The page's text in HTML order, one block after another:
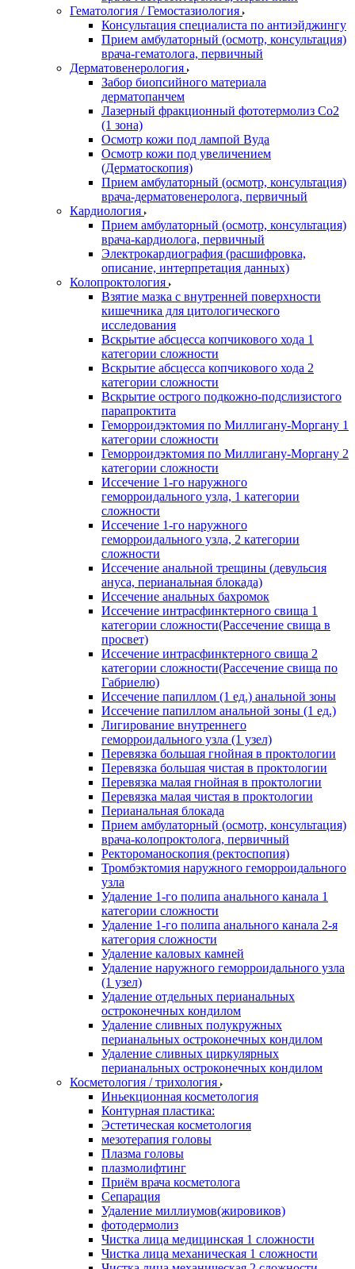
Гематология / Гемостазиология
Консультация специалиста по антиэйджингу
Прием амбулаторный (осмотр, консультация)
врача-гематолога, первичный
Дерматовенерология
Забор биопсийного материала
дерматопанчем
Лазерный фракционный фототермолиз Со2
(1 зона)
Осмотр кожи под лампой Вуда
Осмотр кожи под увеличением
(Дерматоскопия)
Прием амбулаторный (осмотр, консультация)
врача-дерматовенеролога, первичный
Кардиология
Прием амбулаторный (осмотр, консультация)
врача-кардиолога, первичный
Электрокардиография (расшифровка,
описание, интерпретация данных)
Колопроктология
Взятие мазка с внутренней поверхности
кишечника для цитологического
исследования
Вскрытие абсцесса копчикового хода 1
категории сложности
Вскрытие абсцесса копчикового хода 2
категории сложности
Вскрытие острого подкожно-подслизистого
парапроктита
Геморроидэктомия по Миллигану-Моргану 1
категории сложности
Геморроидэктомия по Миллигану-Моргану 2
категории сложности
Иссечение 1-го наружного
геморроидального узла, 1 категории
сложности
Иссечение 1-го наружного
геморроидального узла, 2 категории
сложности
Иссечение анальной трещины (девульсия
ануса, перианальная блокада)
Иссечение анальных бахромок
Иссечение интрасфинктерного свища 1
категории сложности(Рассечение свища в
просвет)
Иссечение интрасфинктерного свища 2
категории сложности(Рассечение свища по
Габриелю)
Иссечение папиллом (1 ед.) анальной зоны
Иссечение папиллом анальной зоны (1 ед.)
Лигирование внутреннего
геморроидального узла (1 узел)
Перевязка большая гнойная в проктологии
Перевязка большая чистая в проктологии
Перевязка малая гнойная в проктологии
Перевязка малая чистая в проктологии
Перианальная блокада
Прием амбулаторный (осмотр, консультация)
врача-колопроктолога, первичный
Ректороманоскопия (ректоспопия)
Тромбэктомия наружного геморроидального
узла
Удаление 1-го полипа анального канала 1
категории сложности
Удаление 1-го полипа анального канала 2-я
категория сложности
Удаление каловых камней
Удаление наружного геморроидального узла
(1 узел)
Удаление отдельных перианальных
остроконечных кондилом
Удаление сливных полукружных
перианальных остроконечных кондилом
Удаление сливных циркулярных
перианальных остроконечных кондилом
Косметология / трихология
Иньекционная косметология
Контурная пластика:
Эстетическая косметология
мезотерапия головы
Плазма головы
плазмолифтинг
Приём врача косметолога
Сепарация
Удаление миллиумов(жировиков)
фотодермолиз
Чистка лица медицинская 1 сложности
Чистка лица механическая 1 сложности